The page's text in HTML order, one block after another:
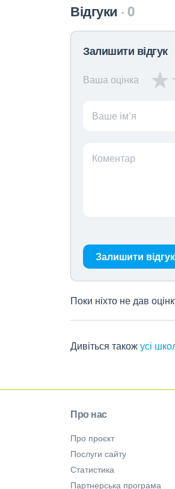
Відгуки 0
Залишити відгук
Ваша оцінка
Ваше ім’я
Коментар
Залишити відгук
Поки ніхто не дав
Дивіться такожусі
Про нас
Про проєкт
Послуги сайту
Статистика
Партнерська програма